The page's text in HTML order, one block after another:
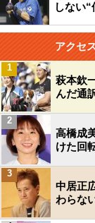
しない
アクセ
萩本欽
んだ通
1
高橋成
けた回
2
中居正
わらな
3